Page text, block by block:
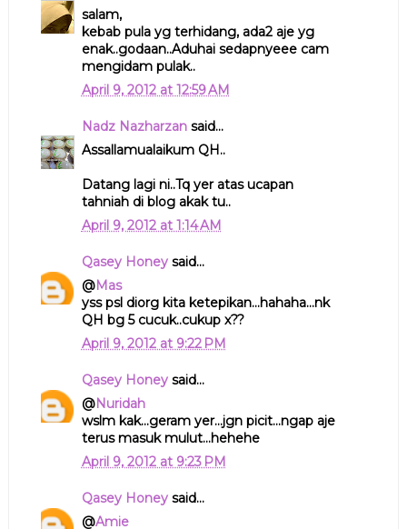
salam,
kebab pula yg terhidang, ada2 aje yg
enak..godaan..Aduhai sedapnyeee cam
mengidam pulak..
April 9, 2012 at 12:59 AM
Nadz Nazharzansaid...
Assallamualaikum QH..
Datang lagi ni..Tq yer atas ucapan
tahniah di blog akak tu..
April 9, 2012 at 1:14 AM
Qasey Honeysaid...
@Mas
yss psl diorg kita ketepikan...hahaha...nk
QH bg 5 cucuk..cukup x??
April 9, 2012 at 9:22 PM
Qasey Honeysaid...
@Nuridah
wslm kak...geram yer...jgn picit...ngap aje
terus masuk mulut...hehehe
April 9, 2012 at 9:23 PM
Qasey Honeysaid...
@Amie